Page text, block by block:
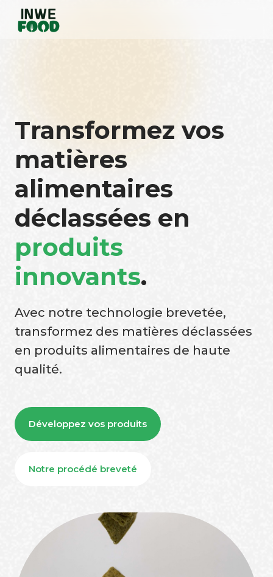
Transformez vos
matières
alimentaires
déclassées en
produits
innovants.
Avec notre technologie brevetée,
transformez des matières déclassées
en produits alimentaires de haute
qualité.
Développez vos produits
Notre procédé breveté